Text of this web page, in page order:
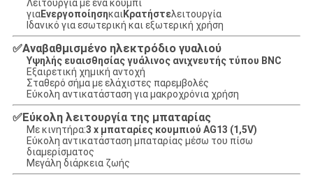
Λειτουργία με ένα κουμπί
γιαΕνεργοποίησηκαιΚρατήστελειτουργία
Ιδανικό για εσωτερική και εξωτερική χρήση
✅Αναβαθμισμένο ηλεκτρόδιο γυαλιού
Υψηλής ευαισθησίας γυάλινος ανιχνευτής τύπου BNC
Εξαιρετική χημική αντοχή
Σταθερό σήμα με ελάχιστες παρεμβολές
Εύκολη αντικατάσταση για μακροχρόνια χρήση
✅Εύκολη λειτουργία της μπαταρίας
Με κινητήρα:3 x μπαταρίες κουμπιού AG13 (1,5V)
Εύκολη αντικατάσταση μπαταρίας μέσω του πίσω
διαμερίσματος
Μεγάλη διάρκεια ζωής